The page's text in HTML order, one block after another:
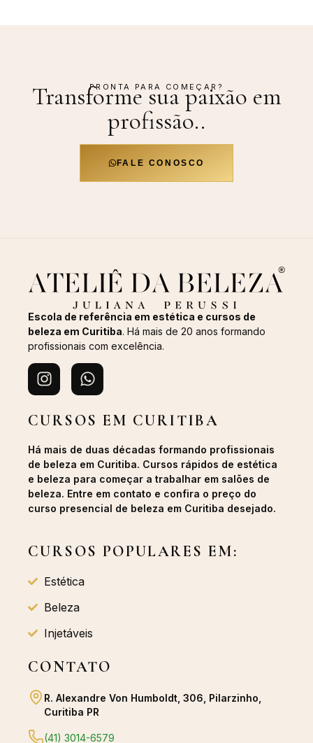
PRONTA PARA COMEÇAR?
Transforme sua paixão em
profissão..
FALE CONOSCO
Escola de referência em estética e cursos de
beleza em Curitiba. Há mais de 20 anos formando
profissionais com excelência.
CURSOS EM CURITIBA
Há mais de duas décadas formando profissionais
de beleza em Curitiba. Cursos rápidos de estética
e beleza para começar a trabalhar em salões de
beleza. Entre em contato e confira o preço do
curso presencial de beleza em Curitiba desejado.
CURSOS POPULARES EM:
Estética
Beleza
Injetáveis
CONTATO
R. Alexandre Von Humboldt, 306, Pilarzinho,
Curitiba PR
(41) 3014-6579